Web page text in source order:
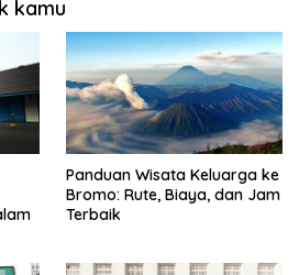
kamu
Panduan Wisata Keluarga ke
Bromo: Rute, Biaya, dan Jam
Terbaik